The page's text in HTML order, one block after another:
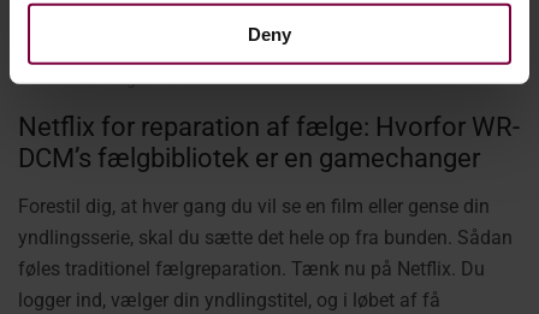
Deny
Netflix for reparation af fælge: Hvorfor WR-
DCM’s fælgbibliotek er en gamechanger
Forestil dig, at hver gang du vil se en film eller gense din
yndlingsserie, skal du sætte det hele op fra bunden. Sådan
føles traditionel fælgreparation. Tænk nu på Netflix. Du
logger ind, vælger din yndlingstitel, og i løbet af få